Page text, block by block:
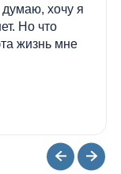
хочу я
Но что
жизнь мне